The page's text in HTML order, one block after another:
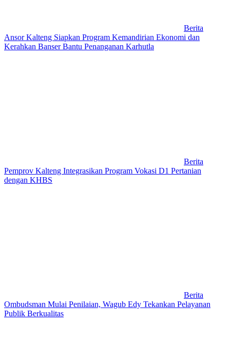
Berita
Ansor Kalteng Siapkan Program Kemandirian Ekonomi dan
Kerahkan Banser Bantu Penanganan Karhutla
Berita
Pemprov Kalteng Integrasikan Program Vokasi D1 Pertanian
dengan KHBS
Berita
Ombudsman Mulai Penilaian, Wagub Edy Tekankan Pelayanan
Publik Berkualitas